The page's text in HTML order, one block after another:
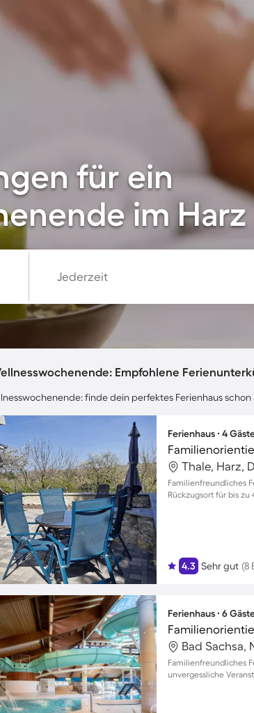
für ein
im Harz
Jederzeit
Empfohlene
finde dein perfektes Ferienhaus schon
Ferienhaus ∙ 4
Thale, Harz,
Familienfreundliches
Rückzugsort für bis
4.3 Sehr gut (8
Ferienhaus ∙ 6
Bad Sachsa,
Familienfreundliches
unvergessliche